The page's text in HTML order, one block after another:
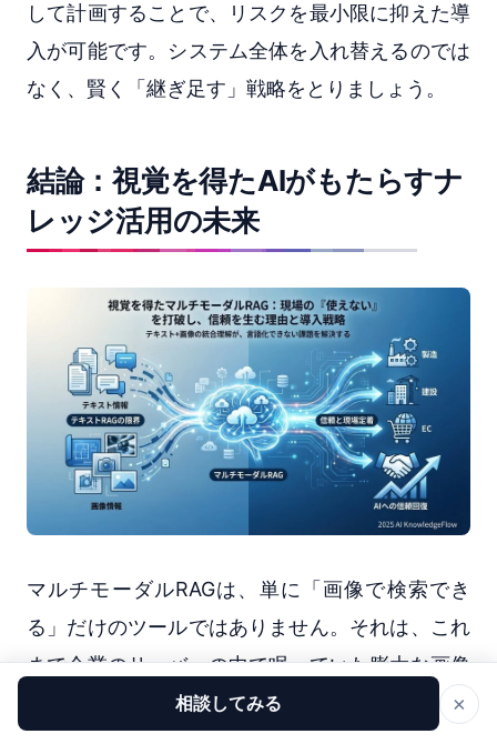
して計画することで、リスクを最小限に抑えた導
入が可能です。システム全体を入れ替えるのでは
なく、賢く「継ぎ足す」戦略をとりましょう。
結論：視覚を得たAIがもたらすナ
レッジ活用の未来
マルチモーダルRAGは、単に「画像で検索でき
る」だけのツールではありません。それは、これ
まで企業のサーバーの中で眠っていた膨大な画像
資産を、価値ある「ナレッジ」へと変換する触媒
相談してみる ×